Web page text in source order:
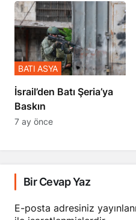
​​​​​​​İsrail’den Batı Şeria’ya
Baskın
BATI ASYA
7 ay önce
Bir Cevap Yaz
E-posta adresiniz